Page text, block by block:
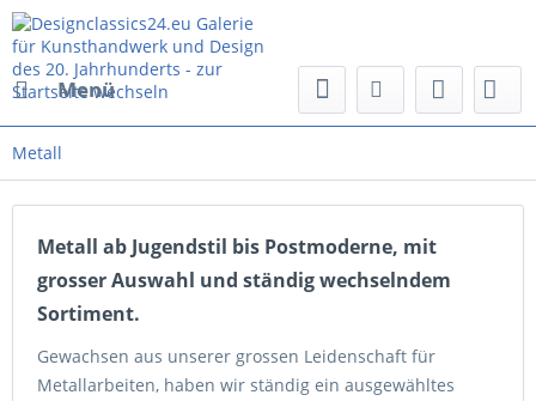
Menü
Metall
Metall ab Jugendstil bis Postmoderne, mit
grosser Auswahl und ständig wechselndem
Sortiment.
Gewachsen aus unserer grossen Leidenschaft für
Metallarbeiten, haben wir ständig ein ausgewähltes